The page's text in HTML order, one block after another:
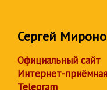
Сергей
Официальный сайт
Интернет-приёмная
Telegram